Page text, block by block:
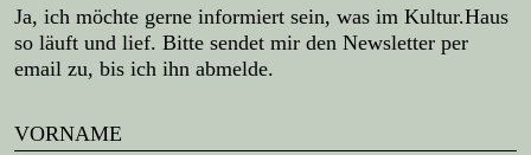
Ja, ich möchte gerne informiert sein, was im Kultur.Haus
so läuft und lief. Bitte sendet mir den Newsletter per
email zu, bis ich ihn abmelde.